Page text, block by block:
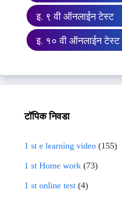
इ. ९ वी ऑनलाईन टेस्ट
इ. १० वी ऑनलाईन टेस्ट
टॉपिक निवडा
1 st e learning video (155)
1 st Home work (73)
1 st online test (4)